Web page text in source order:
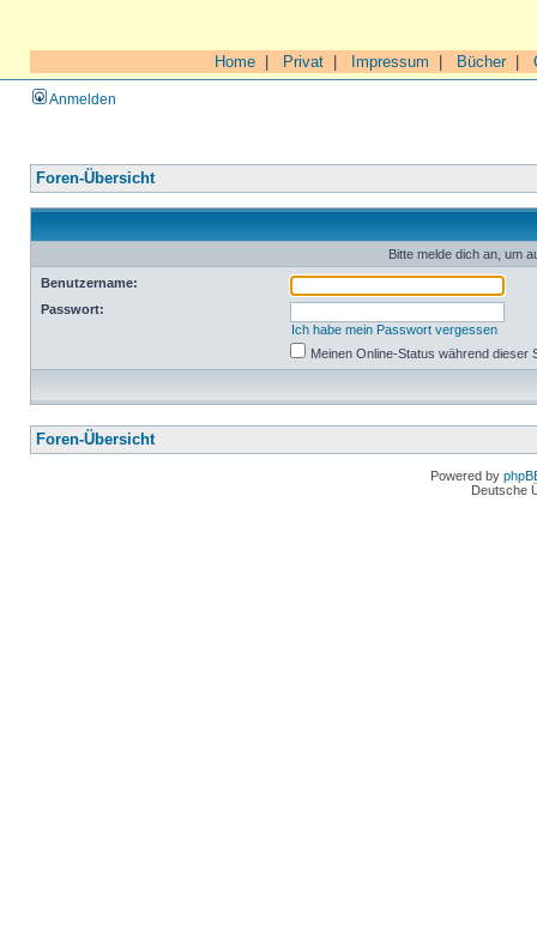
Home Privat Impressum Bücher|
Anmelden
Foren-Übersicht
Bitte melde dich an, um
Benutzername:
Passwort:
Ich habe mein Passwort vergessen
Meinen Online-Status während dieser
Foren-Übersicht
Powered by
Deutsche